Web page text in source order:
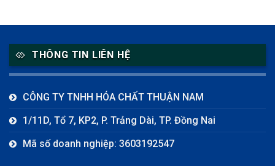
THÔNG TIN LIÊN HỆ
CÔNG TY TNHH HÓA CHẤT THUẬN NAM
1/11D, Tổ 7, KP2, P. Trảng Dài, TP. Đồng Nai
Mã số doanh nghiệp: 3603192547